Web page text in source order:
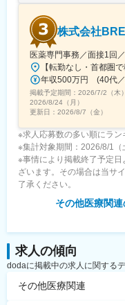
変更の範囲：会社の
株式会社
医薬専門事務／面接1回
掲載予定期間： 2026/7/2（木）
2026/8/24（月）
更新日： 2026/8/7（金）
※求人応募数の多い順にラン
※集計対象期間：2026/8/1（
※事情により掲載終了予定
ざいます。その場合は当サ
了承ください。
その他医療関連
求人の傾向
dodaに掲載中の求人に関する
その他医療関連